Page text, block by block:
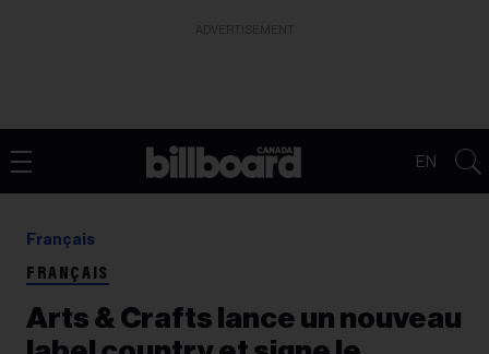
EN
Français
FRANÇAIS
Arts & Crafts lance un nouveau